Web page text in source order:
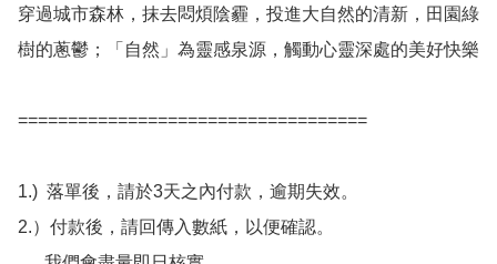
穿過城市森林，抹去悶煩陰霾，投進大自然的清新，田園綠
樹的蔥鬱；「自然」為靈感泉源，觸動心靈深處的美好快樂
===================================
1.)  落單後，請於3天之內付款，逾期失效。
2.）付款後，請回傳入數紙，以便確認。